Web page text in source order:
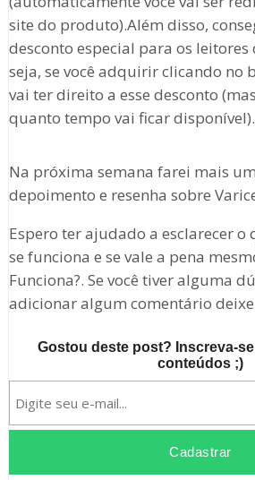
site do produto).Além disso,
desconto especial para os leitores
seja, se você adquirir clicando no
vai ter direito a esse desconto
quanto tempo vai ficar disponível).
Na próxima semana farei mais
depoimento e resenha sobre
Espero ter ajudado a esclarecer o
se funciona e se vale a pena
Funciona?. Se você tiver alguma
adicionar algum comentário
Gostou deste post? Inscreva-
conteúdos ;)